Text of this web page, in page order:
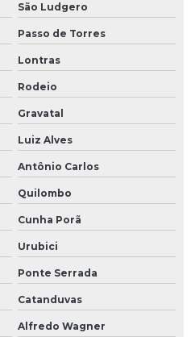
São Ludgero
Passo de Torres
Lontras
Rodeio
Gravatal
Luiz Alves
Antônio Carlos
Quilombo
Cunha Porã
Urubici
Ponte Serrada
Catanduvas
Alfredo Wagner